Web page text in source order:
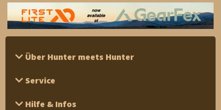
Über Hunter meets Hunter
Service
Hilfe & Infos